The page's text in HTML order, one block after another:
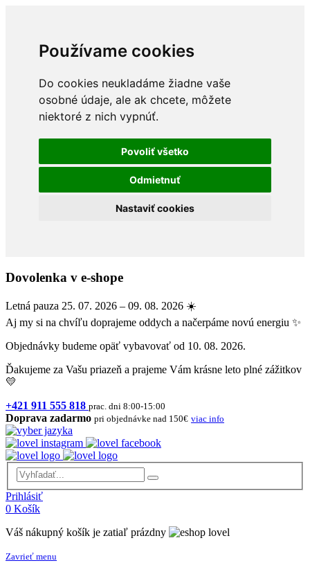
Používame cookies
Do cookies neukladáme žiadne vaše
osobné údaje, ale ak chcete, môžete
niektoré z nich vypnúť.
Povoliť všetko
Odmietnuť
Nastaviť cookies
Dovolenka v e-shope
Letná pauza 25. 07. 2026 – 09. 08. 2026 ☀️
Aj my si na chvíľu doprajeme oddych a načerpáme novú energiu ✨
Objednávky budeme opäť vybavovať od 10. 08. 2026.
Ďakujeme za Vašu priazeň a prajeme Vám krásne leto plné zážitkov
💛
+421 911 555 818 prac. dni 8:00-15:00
Doprava zadarmo pri objednávke nad 150€ viac info
Prihlásiť
0 Košík
Váš nákupný košík je zatiaľ prázdny
Zavrieť menu